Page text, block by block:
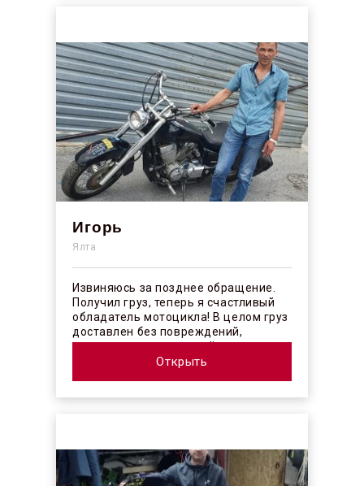
Игорь
Ялта
Извиняюсь за позднее обращение.
Получил груз, теперь я счастливый
обладатель мотоцикла! В целом груз
доставлен без повреждений,
огорчило отсутствие плёночного
Открыть